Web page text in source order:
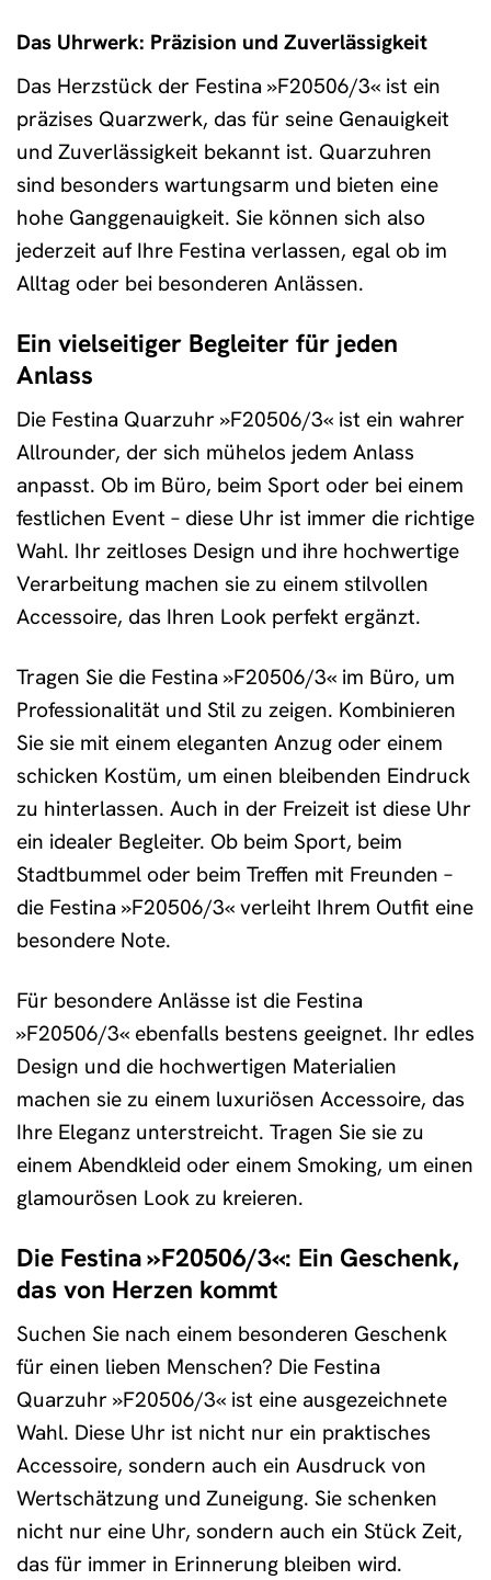
Das Uhrwerk: Präzision und Zuverlässigkeit
Das Herzstück der Festina »F20506/3« ist ein
präzises Quarzwerk, das für seine Genauigkeit
und Zuverlässigkeit bekannt ist. Quarzuhren
sind besonders wartungsarm und bieten eine
hohe Ganggenauigkeit. Sie können sich also
jederzeit auf Ihre Festina verlassen, egal ob im
Alltag oder bei besonderen Anlässen.
Ein vielseitiger Begleiter für jeden
Anlass
Die Festina Quarzuhr »F20506/3« ist ein wahrer
Allrounder, der sich mühelos jedem Anlass
anpasst. Ob im Büro, beim Sport oder bei einem
festlichen Event – diese Uhr ist immer die richtige
Wahl. Ihr zeitloses Design und ihre hochwertige
Verarbeitung machen sie zu einem stilvollen
Accessoire, das Ihren Look perfekt ergänzt.
Tragen Sie die Festina »F20506/3« im Büro, um
Professionalität und Stil zu zeigen. Kombinieren
Sie sie mit einem eleganten Anzug oder einem
schicken Kostüm, um einen bleibenden Eindruck
zu hinterlassen. Auch in der Freizeit ist diese Uhr
ein idealer Begleiter. Ob beim Sport, beim
Stadtbummel oder beim Treffen mit Freunden –
die Festina »F20506/3« verleiht Ihrem Outfit eine
besondere Note.
Für besondere Anlässe ist die Festina
»F20506/3« ebenfalls bestens geeignet. Ihr edles
Design und die hochwertigen Materialien
machen sie zu einem luxuriösen Accessoire, das
Ihre Eleganz unterstreicht. Tragen Sie sie zu
einem Abendkleid oder einem Smoking, um einen
glamourösen Look zu kreieren.
Die Festina »F20506/3«: Ein Geschenk,
das von Herzen kommt
Suchen Sie nach einem besonderen Geschenk
für einen lieben Menschen? Die Festina
Quarzuhr »F20506/3« ist eine ausgezeichnete
Wahl. Diese Uhr ist nicht nur ein praktisches
Accessoire, sondern auch ein Ausdruck von
Wertschätzung und Zuneigung. Sie schenken
nicht nur eine Uhr, sondern auch ein Stück Zeit,
das für immer in Erinnerung bleiben wird.